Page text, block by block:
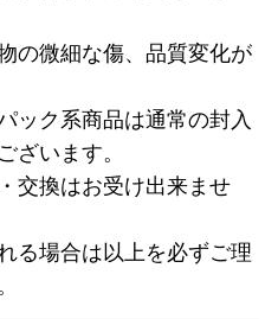
の微細な傷、品質変化が
ック系商品は通常の封入
ざいます。
交換はお受け出来ませ
る場合は以上を必ずご理